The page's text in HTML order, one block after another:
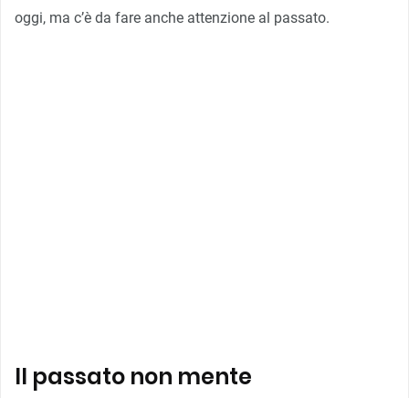
oggi, ma c’è da fare anche attenzione al passato.
Il passato non mente